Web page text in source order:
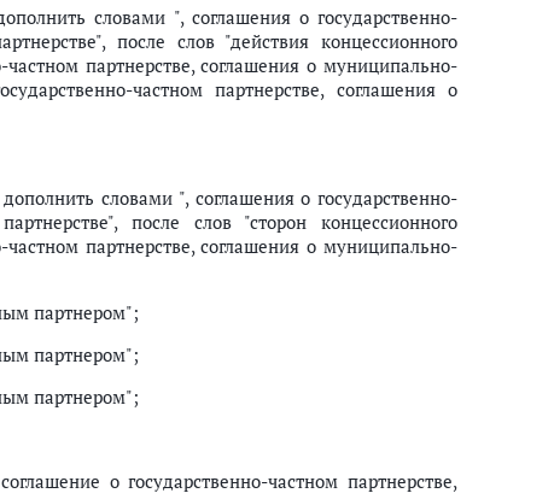
конкурса в электронной форме о результатах проведения конкурса
и их использование
о государственно-частном партнерстве, соглашения о
объекты информационных технологий или объекты
о муниципально-частном партнерстве, объектом которых
словами ", соглашения о государственно-
после слов "действия концессионного
партнерстве, соглашения о муниципально-
частном партнерстве, соглашения о
словами ", соглашения о государственно-
после слов "сторон концессионного
партнерстве, соглашения о муниципально-
партнером";
партнером";
партнером";
о государственно-частном партнерстве,